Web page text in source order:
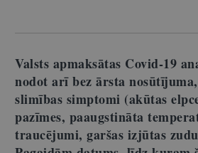
Valsts apmaksātas Covid-19
nodot arī bez ārsta
slimības simptomi (akūtas
pazīmes, paaugstināta
traucējumi, garšas izjūtas